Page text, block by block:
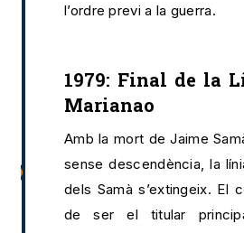
l’ordre previ a la guerra.
1979: Final de la
Marianao
Amb la mort de Jaime
sense descendència, la
dels Samà s’extingeix. El
de ser el titular